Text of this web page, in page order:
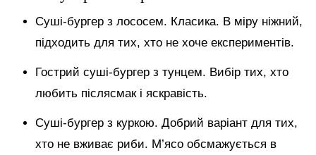
Суші-бургер з лососем. Класика. В міру ніжний,
підходить для тих, хто не хоче експериментів.
Гострий суші-бургер з тунцем. Вибір тих, хто
любить післясмак і яскравість.
Суші-бургер з куркою. Добрий варіант для тих,
хто не вживає риби. М’ясо обсмажується в